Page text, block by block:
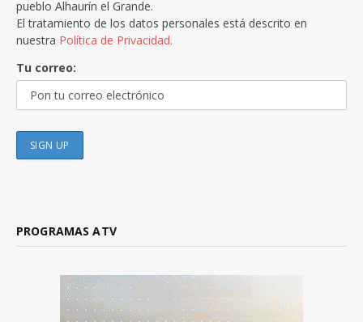
pueblo Alhaurín el Grande.
El tratamiento de los datos personales está descrito en
nuestra Política de Privacidad.
Tu correo:
PROGRAMAS ATV